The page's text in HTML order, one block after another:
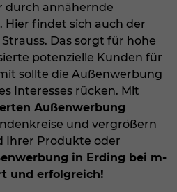
durch annähernde
Hier findet sich auch der
Das sorgt für hohe
potenzielle Kunden für
sollte die Außenwerbung
Interesses rücken. Mit
Außenwerbung
und vergrößern
Ihrer Produkte oder
in Erding bei m-
und erfolgreich!